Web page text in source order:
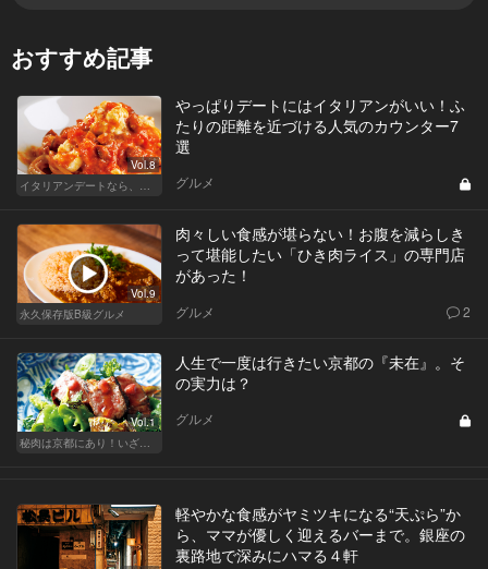
おすすめ記事
Vol.8
イタリアンデートなら、東京屈指の美味しい人気店へ
やっぱりデートにはイタリアンがいい！ふ
たりの距離を近づける人気のカウンター7
選
グルメ
Vol.9
永久保存版B級グルメ
肉々しい食感が堪らない！お腹を減らしき
って堪能したい「ひき肉ライス」の専門店
があった！
グルメ 2
Vol.1
秘肉は京都にあり！いざ肉食京都への旅
人生で一度は行きたい京都の『未在』。そ
の実力は？
グルメ
軽やかな食感がヤミツキになる“天ぷら”か
ら、ママが優しく迎えるバーまで。銀座の
裏路地で深みにハマる４軒